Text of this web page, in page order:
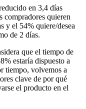
en 3,4 días
compradores quieren
y el 54% quiere/desea
de 2 días.
que el tiempo de
estaría dispuesto a
tiempo, volvemos a
clave de por qué
el producto en el